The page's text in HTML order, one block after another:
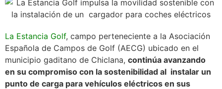
La Estancia Golf, campo perteneciente a la Asociación
Española de Campos de Golf (AECG) ubicado en el
municipio gaditano de Chiclana, continúa avanzando
en su compromiso con la sostenibilidad al instalar un
punto de carga para vehículos eléctricos en sus